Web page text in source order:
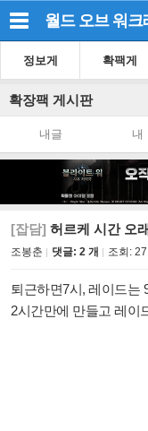
월드 오브 워크
정보게 확팩게
확장팩 게시판
내글 내
[잡담] 허르케 시간 오
조봉춘 댓글: 2 개 조회:
퇴근하면7시, 레이드는
2시간만에 만들고 레이